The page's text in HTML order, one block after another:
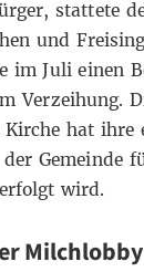
stattete
und
im Juli einen
Verzeihung.
hat ihre
Gemeinde
wird.
Milchlobby